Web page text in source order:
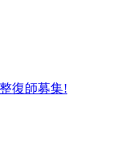
復師募集!